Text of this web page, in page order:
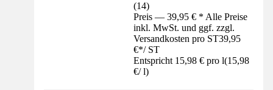
(14)
Preis — 39,95 € * Alle Preise
inkl. MwSt. und ggf. zzgl.
Versandkosten pro ST39,95
€*/ ST
Entspricht 15,98 € pro l(15,98
€/ l)